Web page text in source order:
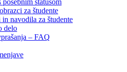
za študente
navodila za študente
delo
– FAQ